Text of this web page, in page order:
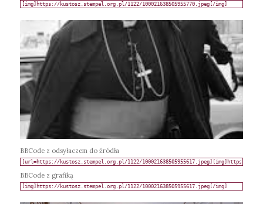
BBCode z odsyłaczem do źródła
BBCode z grafiką